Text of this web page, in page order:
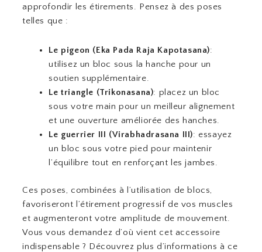
approfondir les étirements. Pensez à des poses
telles que :
Le pigeon (Eka Pada Raja Kapotasana):
utilisez un bloc sous la hanche pour un
soutien supplémentaire.
Le triangle (Trikonasana): placez un bloc
sous votre main pour un meilleur alignement
et une ouverture améliorée des hanches.
Le guerrier III (Virabhadrasana III): essayez
un bloc sous votre pied pour maintenir
l’équilibre tout en renforçant les jambes.
Ces poses, combinées à l’utilisation de blocs,
favoriseront l’étirement progressif de vos muscles
et augmenteront votre amplitude de mouvement.
Vous vous demandez d’où vient cet accessoire
indispensable ? Découvrez plus d’informations à ce